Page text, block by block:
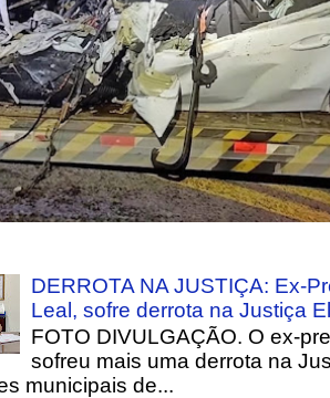
DERROTA NA JUSTIÇA: Ex-
Leal, sofre derrota na Justiça
FOTO DIVULGAÇÃO. O ex-
sofreu mais uma derrota na
municipais de...